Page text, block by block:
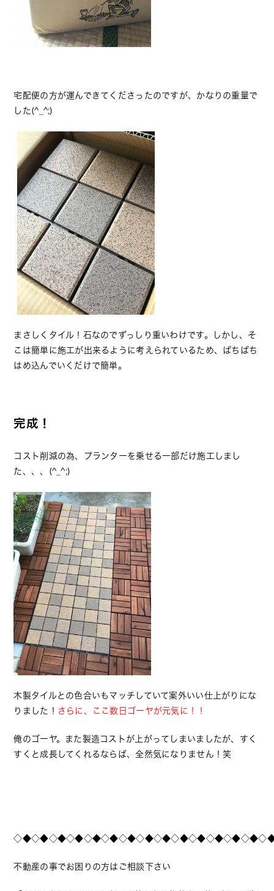
宅配便の方が運んできてくださったのですが、かなりの重量で
した(^_^;)
まさしくタイル！石なのでずっしり重いわけです。しかし、そ
こは簡単に施工が出来るように考えられているため、ぱちぱち
はめ込んでいくだけで簡単。
完成！
コスト削減の為、プランターを乗せる一部だけ施工しまし
た、、、(^_^;)
木製タイルとの色合いもマッチしていて案外いい仕上がりにな
りました！ さらに、ここ数日ゴーヤが元気に！！
俺のゴーヤ。また製造コストが上がってしまいましたが、すく
すくと成長してくれるならば、全然気になりません！笑
不動産の事でお困りの方はご相談下さい